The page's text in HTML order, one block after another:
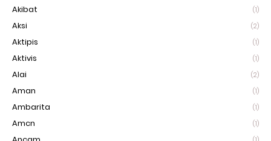
Akibat (1)
Aksi (2)
Aktipis (1)
Aktivis (1)
Alai (2)
Aman (1)
Ambarita (1)
Amcn (1)